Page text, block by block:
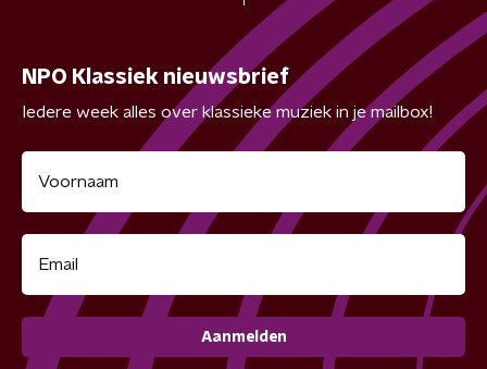
NPO Klassiek nieuwsbrief
Iedere week alles over klassieke muziek in je mailbox!
Aanmelden